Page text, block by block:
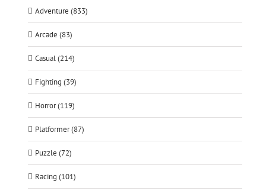
Adventure (833)
Arcade (83)
Casual (214)
Fighting (39)
Horror (119)
Platformer (87)
Puzzle (72)
Racing (101)